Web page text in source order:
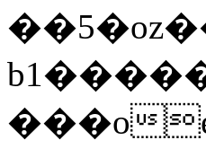
���o